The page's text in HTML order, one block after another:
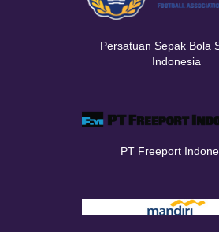
Persatuan Sepak Bola
Indonesia
PT Freeport